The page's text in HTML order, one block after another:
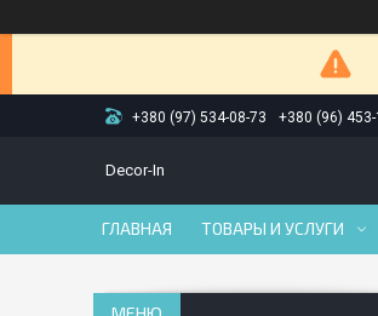
+380 (97) 534-08-73 +380 (96) 453-
Decor-In
ГЛАВНАЯ ТОВАРЫ И УСЛУГИ